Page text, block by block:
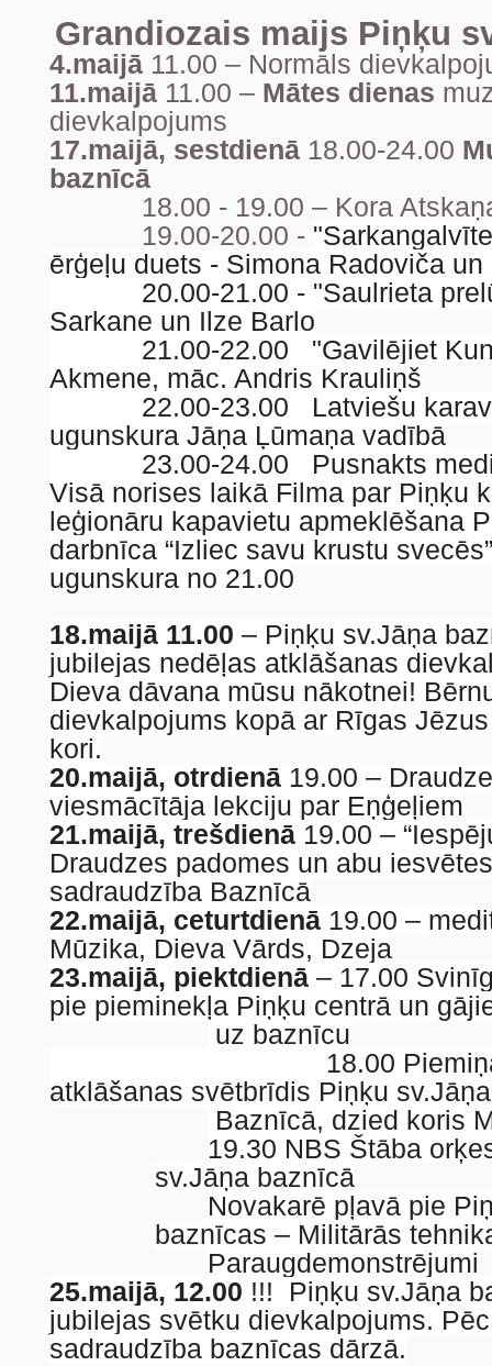
Grandiozais maijs Piņķu
4.maijā 11.00 – Normāls
11.maijā 11.00 – Mātes dienas
dievkalpojums
17.maijā, sestdienā 18.00-24.00
baznīcā
18.00 - 19.00 – Kora Atskaņa
19.00-20.00 -
ērģeļu duets - Simona Radoviča
20.00-21.00 - "Saulrieta
Sarkane un Ilze Barlo
21.00-22.00 "Gavilējiet
Akmene, māc. Andris Krauliņš
22.00-23.00 Latviešu
ugunskura Jāņa Ļūmaņa vadībā
23.00-24.00 Pusnakts
Visā norises laikā Filma par Piņķu
leģionāru kapavietu apmeklēšana
darbnīca “Izliec savu krustu
ugunskura no 21.00
18.maijā 11.00 – Piņķu sv.Jāņa
jubilejas nedēļas atklāšanas
Dieva dāvana mūsu nākotnei!
dievkalpojums kopā ar Rīgas
kori.
20.maijā, otrdienā 19.00 –
viesmācītāja lekciju par Eņģeļiem
21.maijā, trešdienā 19.00 –
Draudzes padomes un abu
sadraudzība Baznīcā
22.maijā, ceturtdienā 19.00 –
Mūzika, Dieva Vārds, Dzeja
23.maijā, piektdienā – 17.00
pie pieminekļa Piņķu centrā un
uz baznīcu
18.00 Piemiņas
atklāšanas svētbrīdis Piņķu sv.Jāņa
Baznīcā, dzied koris
19.30 NBS Štāba
sv.Jāņa baznīcā
Novakarē pļavā pie
baznīcas – Militārās
Paraugdemonstrējumi
25.maijā, 12.00 !!! Piņķu sv.Jāņa
jubilejas svētku dievkalpojums.
sadraudzība baznīcas dārzā.